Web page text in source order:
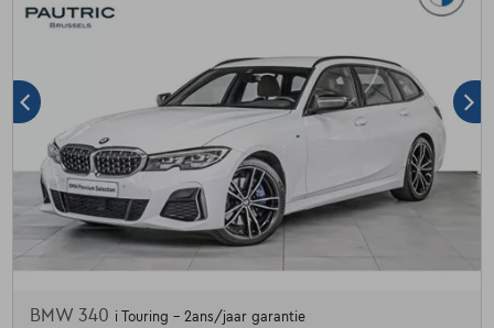
BMW 340 i Touring - 2ans/jaar garantie